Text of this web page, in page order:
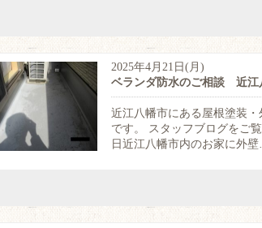
2025年4月21日(月)
ベランダ防水のご相談 近江
近江八幡市にある屋根塗装
です。 スタッフブログをご
日近江八幡市内のお家に外